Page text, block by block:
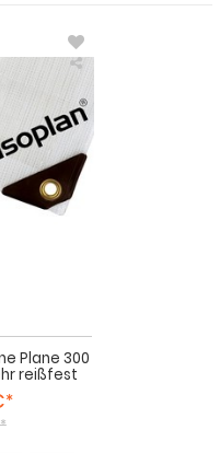
Plane 300
reißfest
Bootsplane
Plane
g